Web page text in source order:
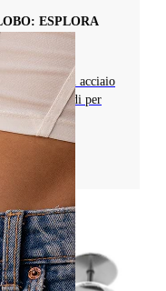
ESPLORA
in acciaio
i metodi per